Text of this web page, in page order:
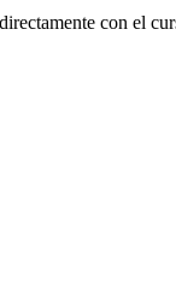
con el